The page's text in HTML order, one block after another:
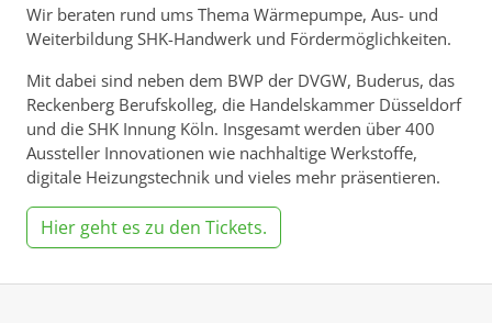
Wir beraten rund ums Thema Wärmepumpe, Aus- und
Weiterbildung SHK-Handwerk und Fördermöglichkeiten.
Mit dabei sind neben dem BWP der DVGW, Buderus, das
Reckenberg Berufskolleg, die Handelskammer Düsseldorf
und die SHK Innung Köln. Insgesamt werden über 400
Aussteller Innovationen wie nachhaltige Werkstoffe,
digitale Heizungstechnik und vieles mehr präsentieren.
Hier geht es zu den Tickets.